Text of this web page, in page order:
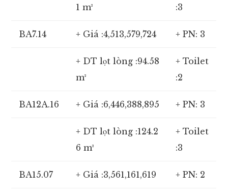
1 m²
:3
BA7.14 + Giá :4,513,579,724 + PN: 3
+ DT lọt lòng :94.58
m²
+ Toilet
:2
BA12A.16 + Giá :6,446,388,895 + PN: 3
+ DT lọt lòng :124.2
6 m²
+ Toilet
:3
BA15.07 + Giá :3,561,161,619 + PN: 2